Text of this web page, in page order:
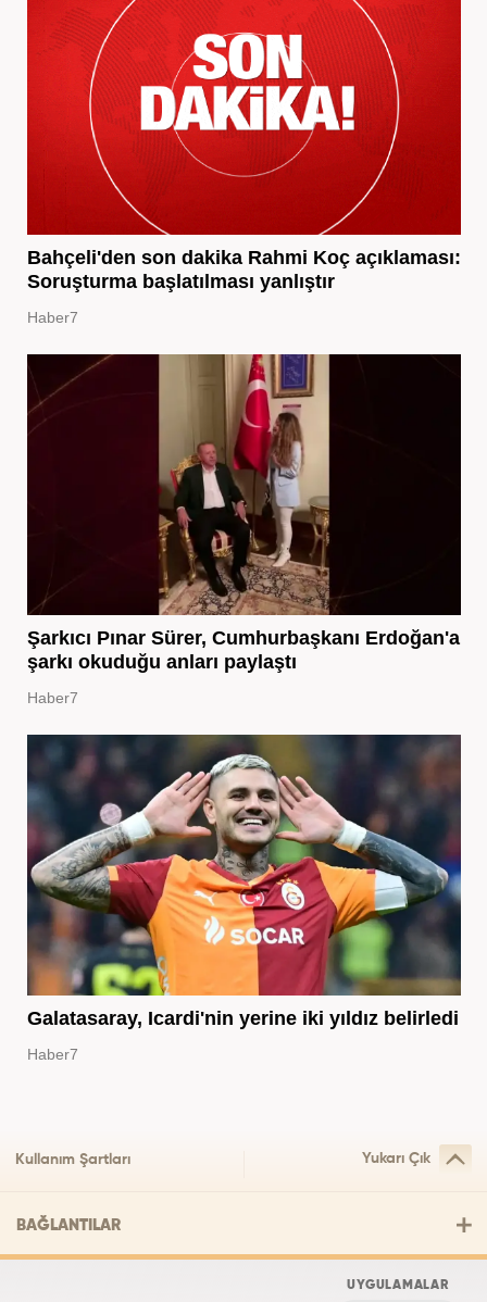
Bahçeli'den son dakika Rahmi Koç açıklaması:
Soruşturma başlatılması yanlıştır
Haber7
Şarkıcı Pınar Sürer, Cumhurbaşkanı Erdoğan'a
şarkı okuduğu anları paylaştı
Haber7
Galatasaray, Icardi'nin yerine iki yıldız belirledi
Haber7
Kullanım Şartları Yukarı Çık
BAĞLANTILAR
UYGULAMALAR